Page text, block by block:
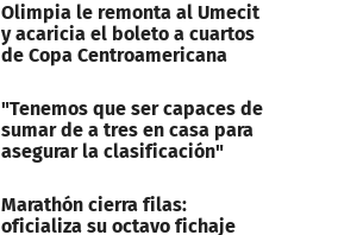
Olimpia le remonta al Umecit
y acaricia el boleto a cuartos
de Copa Centroamericana
"Tenemos que ser capaces de
sumar de a tres en casa para
asegurar la clasificación"
Marathón cierra filas:
oficializa su octavo fichaje